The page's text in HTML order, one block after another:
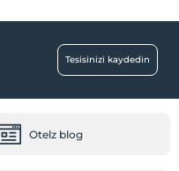
Tesisinizi kaydedin
Otelz blog